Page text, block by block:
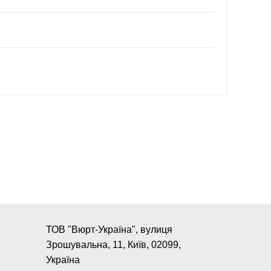
ТОВ "Вюрт-Україна", вулиця
Зрошувальна, 11, Київ, 02099,
Україна